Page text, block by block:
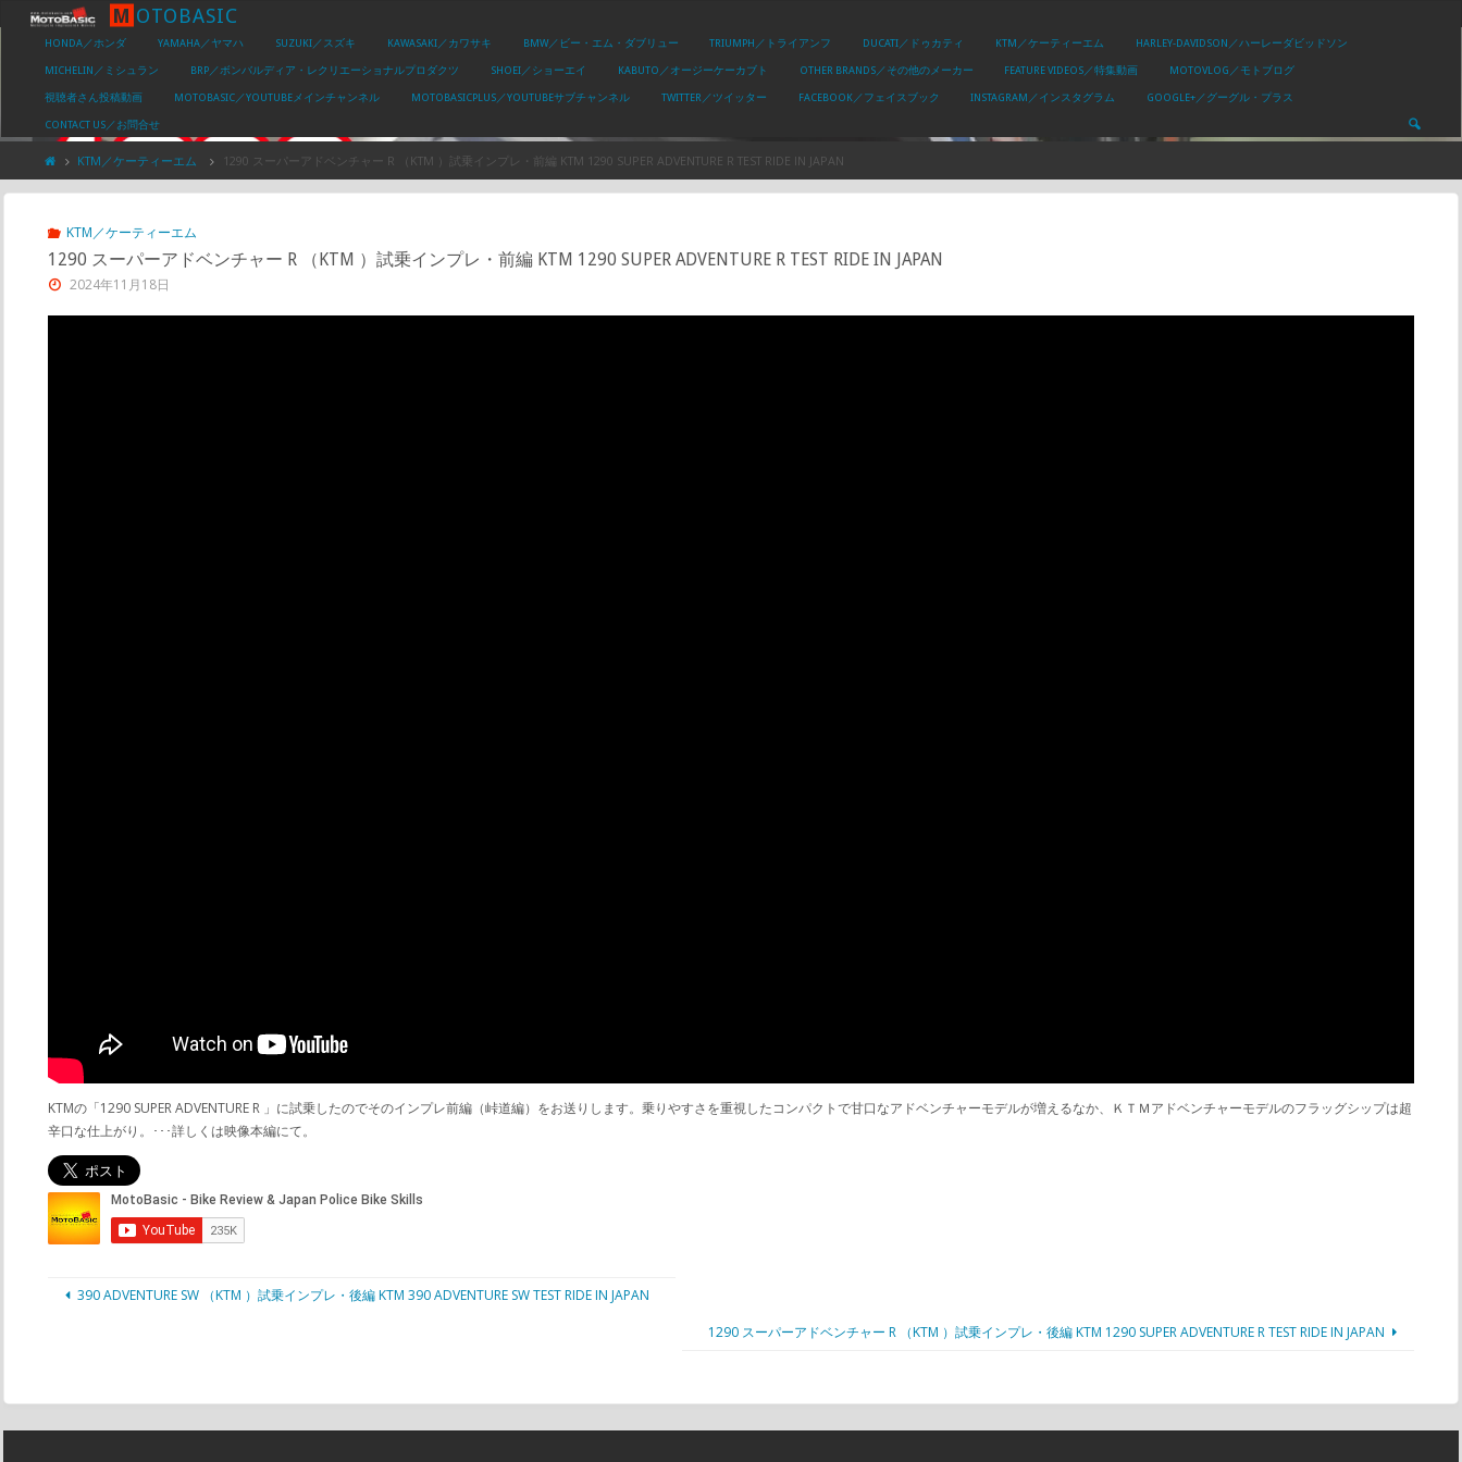
M OTOBASIC
HONDA／ホンダ YAMAHA／ヤマハ SUZUKI／スズキ KAWASAKI／カワサキ BMW／ビー・エム・ダブリュー TRIUMPH／トライアンフ DUCATI／ドゥカティ KTM／ケーティーエム HARLEY-DAVIDSON／ハーレーダビッドソン
MICHELIN／ミシュラン BRP／ボンバルディア・レクリエーショナルプロダクツ SHOEI／ショーエイ KABUTO／オージーケーカブト OTHER BRANDS／その他のメーカー FEATURE VIDEOS／特集動画 MOTOVLOG／モトブログ
視聴者さん投稿動画 MOTOBASIC／YOUTUBEメインチャンネル MOTOBASICPLUS／YOUTUBEサブチャンネル TWITTER／ツイッター FACEBOOK／フェイスブック INSTAGRAM／インスタグラム GOOGLE+／グーグル・プラス
CONTACT US／お問合せ
KTM／ケーティーエム 1290 スーパーアドベンチャー R （KTM ）試乗インプレ・前編 KTM 1290 SUPER ADVENTURE R TEST RIDE IN JAPAN
KTM／ケーティーエム
1290 スーパーアドベンチャー R （KTM ）試乗インプレ・前編 KTM 1290 SUPER ADVENTURE R TEST RIDE IN JAPAN
2024年11月18日
KTMの「1290 SUPER ADVENTURE R 」に試乗したのでそのインプレ前編（峠道編）をお送りします。乗りやすさを重視したコンパクトで甘口なアドベンチャーモデルが増えるなか、ＫＴＭアドベンチャーモデルのフラッグシップは超
辛口な仕上がり。･･･詳しくは映像本編にて。
390 ADVENTURE SW （KTM ）試乗インプレ・後編 KTM 390 ADVENTURE SW TEST RIDE IN JAPAN
1290 スーパーアドベンチャー R （KTM ）試乗インプレ・後編 KTM 1290 SUPER ADVENTURE R TEST RIDE IN JAPAN